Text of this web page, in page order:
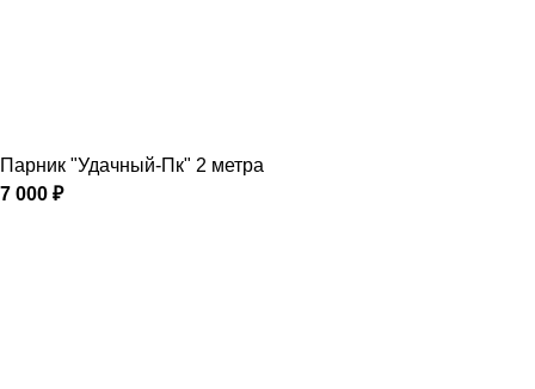
Парник "Удачный-Пк" 2 метра
7 000 ₽